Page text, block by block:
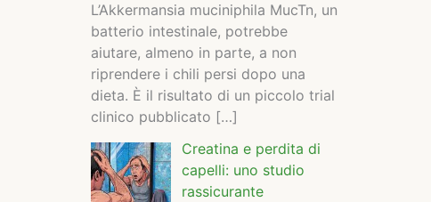
L’Akkermansia muciniphila MucTn, un
batterio intestinale, potrebbe
aiutare, almeno in parte, a non
riprendere i chili persi dopo una
dieta. È il risultato di un piccolo trial
clinico pubblicato […]
Creatina e perdita di
capelli: uno studio
rassicurante